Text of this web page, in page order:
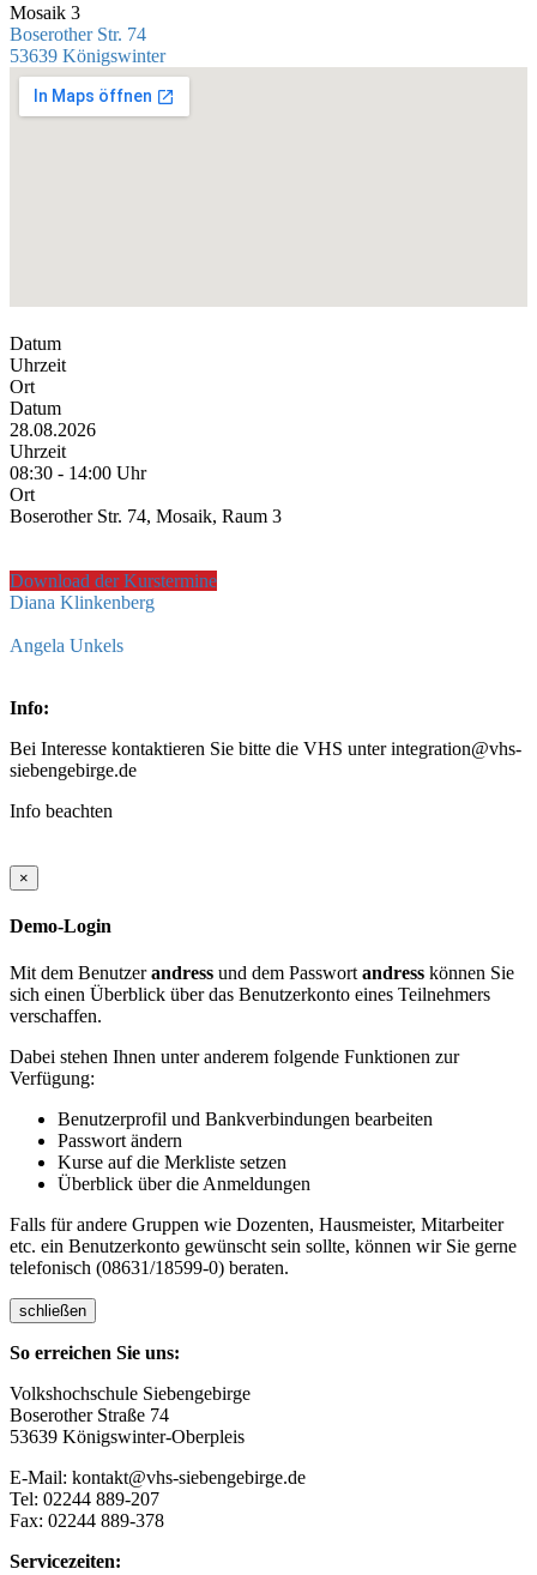
Mosaik 3
Boserother Str. 74
53639 Königswinter
Datum
Uhrzeit
Ort
Datum
28.08.2026
Uhrzeit
08:30 - 14:00 Uhr
Ort
Boserother Str. 74, Mosaik, Raum 3
Download der Kurstermine
Diana Klinkenberg
Angela Unkels
Info:
Bei Interesse kontaktieren Sie bitte die VHS unter integration@vhs-
siebengebirge.de
Info beachten
×
Demo-Login
Mit dem Benutzerandress und dem Passwort andress können Sie
sich einen Überblick über das Benutzerkonto eines Teilnehmers
verschaffen.
Dabei stehen Ihnen unter anderem folgende Funktionen zur
Verfügung:
Benutzerprofil und Bankverbindungen bearbeiten
Passwort ändern
Kurse auf die Merkliste setzen
Überblick über die Anmeldungen
Falls für andere Gruppen wie Dozenten, Hausmeister, Mitarbeiter
etc. ein Benutzerkonto gewünscht sein sollte, können wir Sie gerne
telefonisch (08631/18599-0) beraten.
schließen
So erreichen Sie uns:
Volkshochschule Siebengebirge
Boserother Straße 74
53639 Königswinter-Oberpleis
E-Mail: kontakt@vhs-siebengebirge.de
Tel: 02244 889-207
Fax: 02244 889-378
Servicezeiten: